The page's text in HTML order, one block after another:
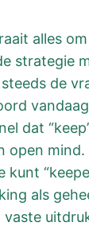
alles
steeds de
dat
open
kunt
als
vaste